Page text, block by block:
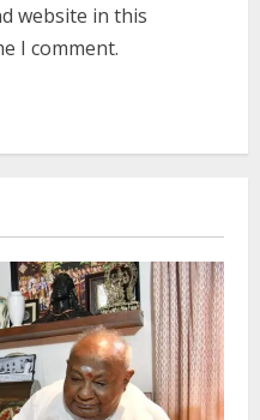
website in this
I comment.